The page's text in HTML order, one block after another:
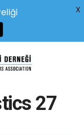
27
X